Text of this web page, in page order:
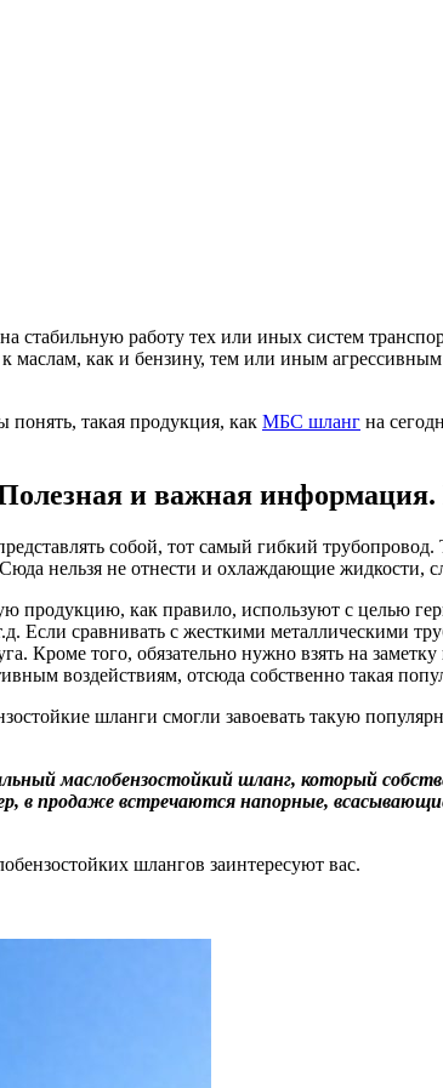
работу тех или иных систем
как и бензину, тем или иным
такая продукция, как МБС шланг на
и важная
собой, тот самый гибкий
нельзя не отнести и охлаждающие жидкости,
продукцию, как правило, используют с целью
Если сравнивать с жесткими металлическими
Кроме того, обязательно нужно взять на
воздействиям, отсюда собственно такая
шланги смогли завоевать такую
маслобензостойкий шланг, который
в продаже встречаются напорные,
шлангов заинтересуют вас.